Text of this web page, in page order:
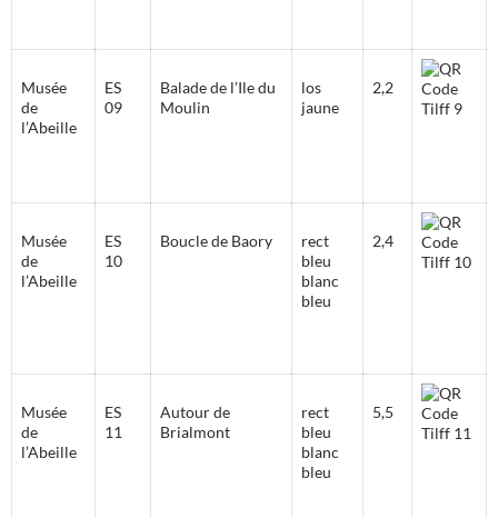
Musée
de
l’Abeille
ES
09
Balade de l’Ile du
Moulin
los
jaune
2,2
Musée
de
l’Abeille
ES
10
Boucle de Baory
rect
bleu
blanc
bleu
2,4
Musée
de
l’Abeille
ES
11
Autour de
Brialmont
rect
bleu
blanc
bleu
5,5